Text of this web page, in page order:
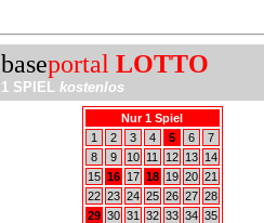
baseportal LOTTO
1 SPIEL kostenlos
Nur 1 Spiel
1
2 3 4 5 6
7
8
9 10 11 12 13
14
15 16 17 18 19 20 21
22 23 24 25 26 27 28
29 30 31 32 33 34 35